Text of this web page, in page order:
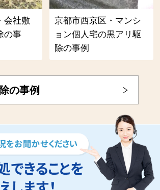
会社敷
の事
京都市西京区・マンシ
ョン個人宅の黒アリ駆
除の事例
の事例